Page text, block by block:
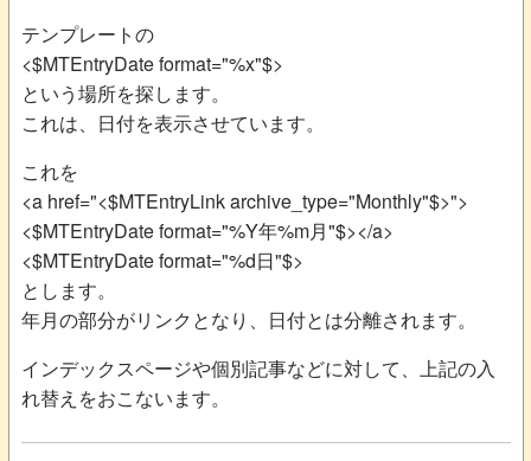
テンプレートの
<$MTEntryDate format="%x"$>
という場所を探します。
これは、日付を表示させています。
これを
<a href="<$MTEntryLink archive_type="Monthly"$>">
<$MTEntryDate format="%Y年%m月"$></a>
<$MTEntryDate format="%d日"$>
とします。
年月の部分がリンクとなり、日付とは分離されます。
インデックスページや個別記事などに対して、上記の入
れ替えをおこないます。